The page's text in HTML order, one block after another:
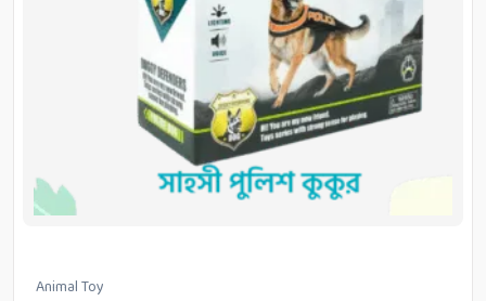
Animal Toy